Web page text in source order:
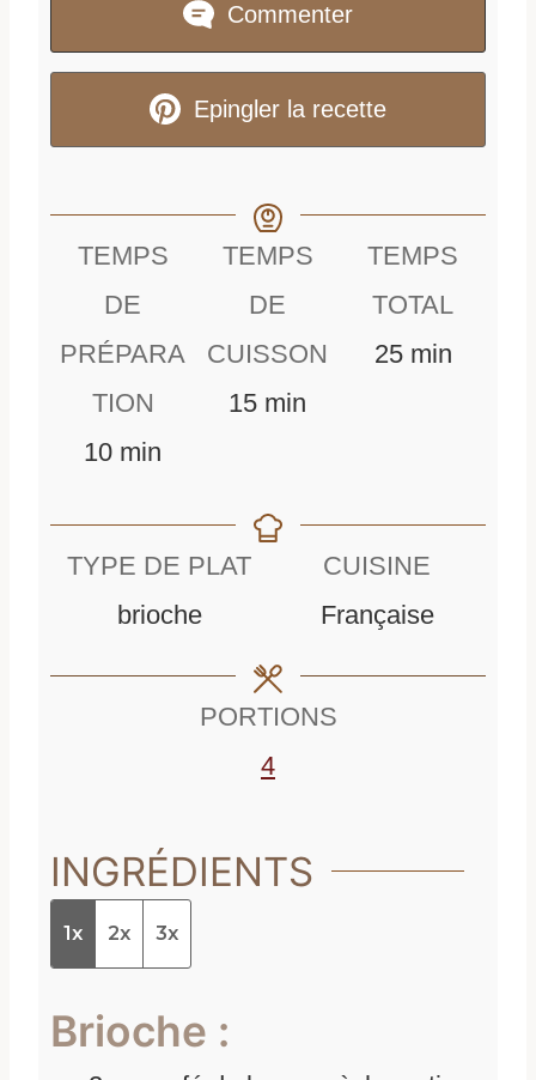
Commenter
Epingler la recette
TEMPS
DE
PRÉPARA
TION
10m
n
u
min
TEMPS
DE
CUISSON
15m
u
s
min
TEMPS
TOTAL
25m
t
e
min
TYPE DE PLAT
brioche
CUISINE
Française
PORTIONS
4
INGRÉDIENTS
1x 2x 3x
Brioche :